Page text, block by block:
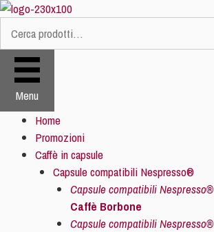
Vai
contenuto
Cerca:
Menu
Home
Promozioni
Caffè in capsule
Capsule compatibili Nespresso®
Capsule compatibili Nespresso®
Caffè Borbone
Capsule compatibili Nespresso®